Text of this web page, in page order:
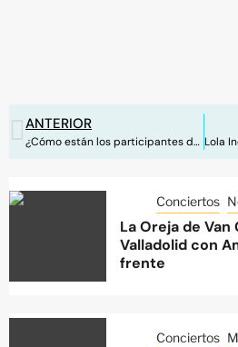
ANTERIOR
¿Cómo están los participantes del Benidorm Fest 2024 poco antes de sus actuaciones?
Conciertos
La Oreja de
Valladolid con
frente
Conciertos